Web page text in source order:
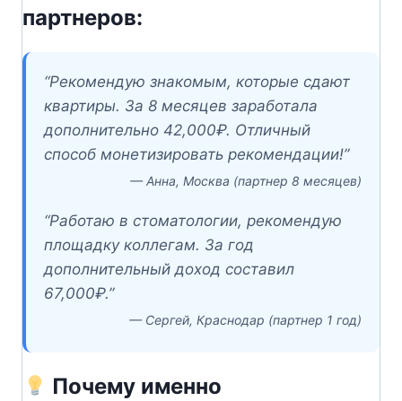
партнеров:
“Рекомендую знакомым, которые сдают
квартиры. За 8 месяцев заработала
дополнительно 42,000₽. Отличный
способ монетизировать рекомендации!”
— Анна, Москва (партнер 8 месяцев)
“Работаю в стоматологии, рекомендую
площадку коллегам. За год
дополнительный доход составил
67,000₽.”
— Сергей, Краснодар (партнер 1 год)
Почему именно